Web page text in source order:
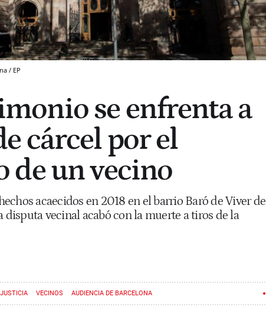
/ EP
se enfrenta a
cárcel por el
de un vecino
acaecidos en 2018 en el barrio Baró de Viver de
disputa vecinal acabó con la muerte a tiros de la
JUSTICIA VECINOS AUDIENCIA DE BARCELONA